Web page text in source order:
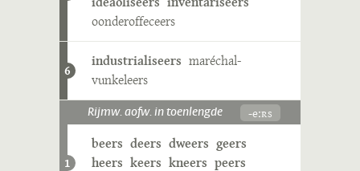
oonderoffeceers
6
industrialiseers maréchal-
vunkeleers
Rijmw. aofw. in toenlengde -eːʀs
1
beers deers dweers geers
heers keers kneers peers